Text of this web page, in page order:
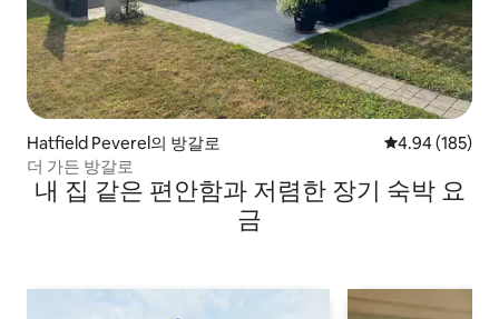
Hatfield Peverel의 방갈로 평점 4.94점(5
4.94 (185)
더 가든 방갈로
내 집 같은 편안함과 저렴한 장기 숙박 요
금